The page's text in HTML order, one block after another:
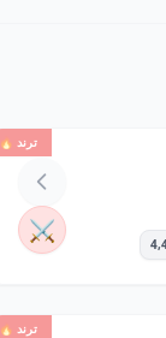
ترند 🔥
⚔️
ترند 🔥